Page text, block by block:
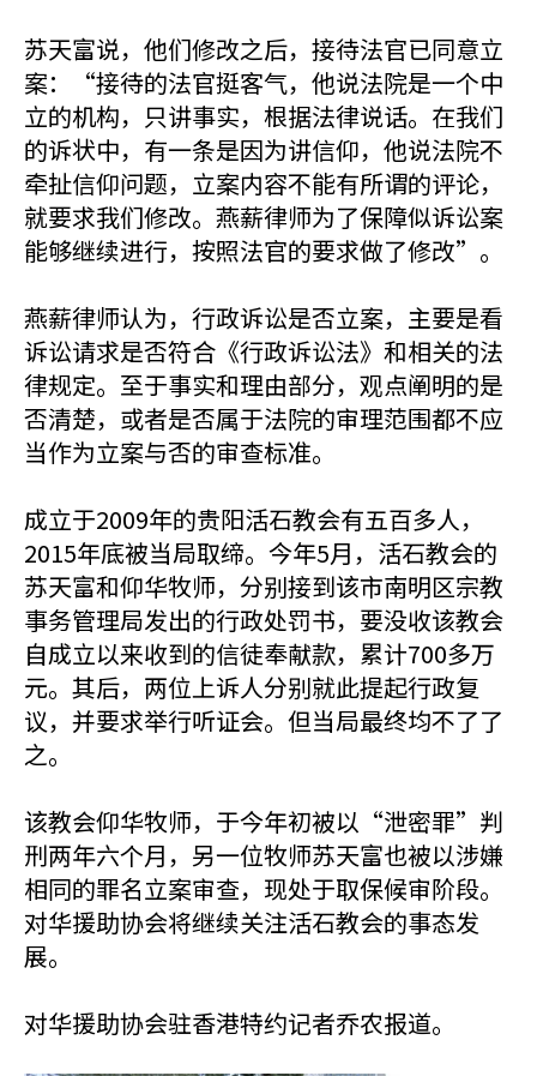
苏天富说，他们修改之后，接待法官已同意立
案：“接待的法官挺客气，他说法院是一个中
立的机构，只讲事实，根据法律说话。在我们
的诉状中，有一条是因为讲信仰，他说法院不
牵扯信仰问题，立案内容不能有所谓的评论，
就要求我们修改。燕薪律师为了保障似诉讼案
能够继续进行，按照法官的要求做了修改”。
燕薪律师认为，行政诉讼是否立案，主要是看
诉讼请求是否符合《行政诉讼法》和相关的法
律规定。至于事实和理由部分，观点阐明的是
否清楚，或者是否属于法院的审理范围都不应
当作为立案与否的审查标准。
成立于2009年的贵阳活石教会有五百多人，
2015年底被当局取缔。今年5月，活石教会的
苏天富和仰华牧师，分别接到该市南明区宗教
事务管理局发出的行政处罚书，要没收该教会
自成立以来收到的信徒奉献款，累计700多万
元。其后，两位上诉人分别就此提起行政复
议，并要求举行听证会。但当局最终均不了了
之。
该教会仰华牧师，于今年初被以“泄密罪”判
刑两年六个月，另一位牧师苏天富也被以涉嫌
相同的罪名立案审查，现处于取保候审阶段。
对华援助协会将继续关注活石教会的事态发
展。
对华援助协会驻香港特约记者乔农报道。